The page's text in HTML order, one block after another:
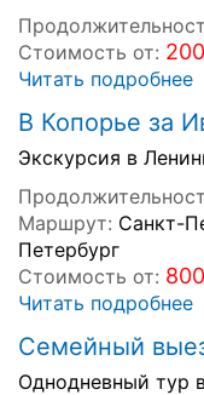
Стоимость от:
Читать подробнее
В Копорье за
Экскурсия в
Маршрут: Санкт-
Петербург
Стоимость от:
Читать подробнее
Семейный
Однодневный тур